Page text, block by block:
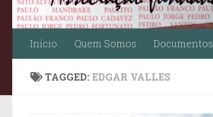
Início Quem Somos Documentos
TAGGED: EDGAR VALLES